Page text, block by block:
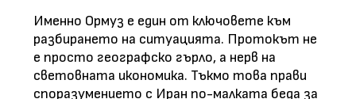
Именно Ормуз е един от ключовете към
разбирането на ситуацията. Протокът не
е просто географско гърло, а нерв на
световната икономика. Тъкмо това прави
споразумението с Иран по-малката беда за